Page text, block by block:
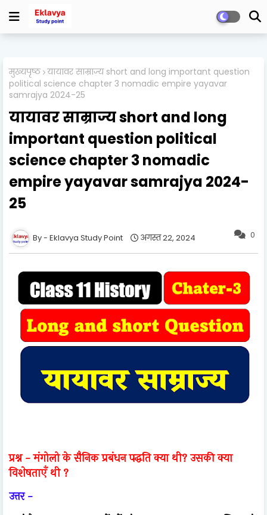
मुख्यपृष्ठ यायावर साम्राज्य short and long important question
political science chapter 3 nomadic empire yayavar
samrajya 2024-25
यायावर साम्राज्य short and long
important question political
science chapter 3 nomadic
empire yayavar samrajya 2024-
25
0
Eklavya Study Point अगस्त 22, 2024
प्रश्न - मंगोलो के सैनिक प्रबंधन पद्धति क्या थी? उसकी क्या
विशेषताएँ थी ?
उत्तर -